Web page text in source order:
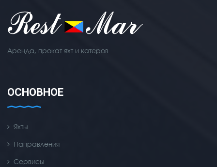
Аренда, прокат яхт и катеров
ОСНОВНОЕ
Яхты
Направления
Сервисы